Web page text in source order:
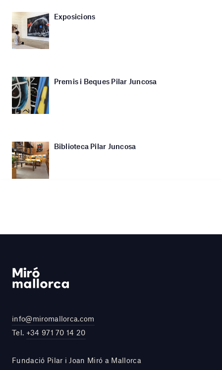
Exposicions
Premis i Beques Pilar Juncosa
Biblioteca Pilar Juncosa
info@miromallorca.com
Tel. +34 971 70 14 20
Fundació Pilar i Joan Miró a Mallorca